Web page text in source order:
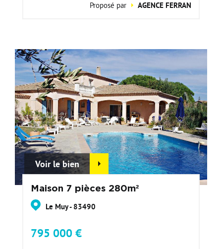
Proposé par
AGENCE FERRAN
Voir le bien
Maison 7 pièces 280m²
Le Muy - 83490
795 000 €